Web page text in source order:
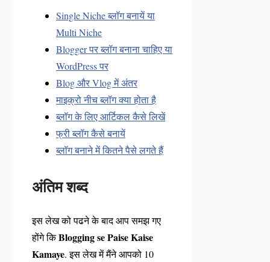
Single Niche ब्लॉग बनायें या
Multi Niche
Blogger पर ब्लॉग बनाना चाहिए या
WordPress पर
Blog और Vlog में अंतर
माइक्रो नीच ब्लॉग क्या होता है
ब्लॉग के लिए आर्टिकल कैसे लिखें
फ्री ब्लॉग कैसे बनायें
ब्लॉग बनाने में कितने पैसे लगते हैं
अंतिम शब्द
इस लेख को पढने के बाद आप समझ गए
होंगे किBlogging se Paise Kaise
Kamaye. इस लेख में मैंने आपको 10